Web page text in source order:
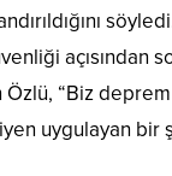
açısından
Özlü, “Biz
uygulayan bir